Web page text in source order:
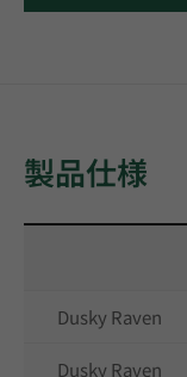
製品仕様
Dusky Raven
Dusky Raven